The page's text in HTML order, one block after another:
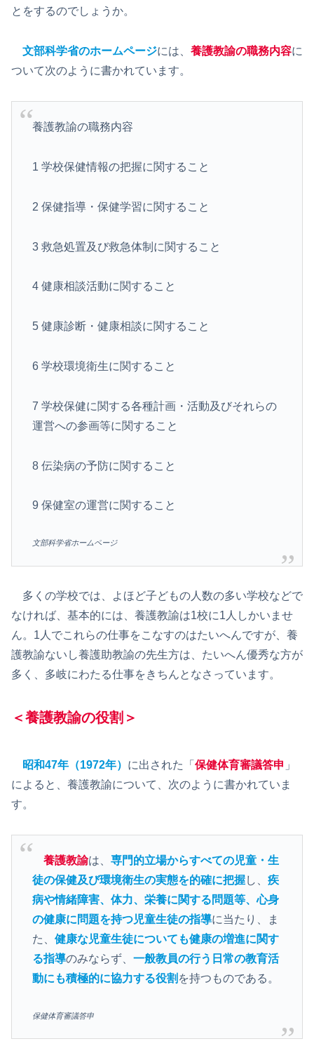
とをするのでしょうか。
文部科学省のホームページには、 養護教諭の職務内容に
ついて次のように書かれています。
養護教諭の職務内容
1 学校保健情報の把握に関すること
2 保健指導・保健学習に関すること
3 救急処置及び救急体制に関すること
4 健康相談活動に関すること
5 健康診断・健康相談に関すること
6 学校環境衛生に関すること
7 学校保健に関する各種計画・活動及びそれらの
運営への参画等に関すること
8 伝染病の予防に関すること
9 保健室の運営に関すること
文部科学省ホームページ
多くの学校では、よほど子どもの人数の多い学校などで
なければ、基本的には、養護教諭は1校に1人しかいませ
ん。1人でこれらの仕事をこなすのはたいへんですが、養
護教諭ないし養護助教諭の先生方は、たいへん優秀な方が
多く、多岐にわたる仕事をきちんとなさっています。
＜養護教諭の役割＞
昭和47年（1972年） に出された「 保健体育審議答申 」
によると、養護教諭について、次のように書かれていま
す。
養護教諭は、 専門的立場からすべての児童・生
徒の保健及び環境衛生の実態を的確に把握し、 疾
病や情緒障害、体力、栄養に関する問題等、心身
の健康に問題を持つ児童生徒の指導に当たり、ま
た、 健康な児童生徒についても健康の増進に関す
る指導のみならず、 一般教員の行う日常の教育活
動にも積極的に協力する役割 を持つものである。
保健体育審議答申